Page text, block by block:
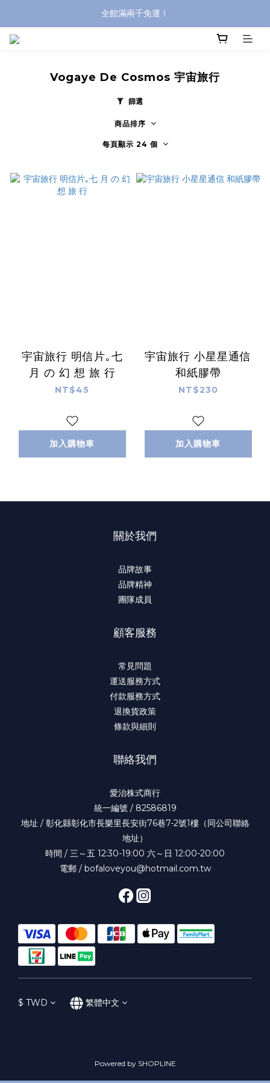
全館滿兩千免運！
全館滿兩千免運！
Vogaye De Cosmos 宇宙旅行
篩選
商品排序
每頁顯示 24 個
宇宙旅行 明信片｡七
月 の 幻 想 旅 行
NT$45
加入購物車
宇宙旅行 小星星通信
和紙膠帶
NT$230
加入購物車
關於我們
品牌故事
品牌精神
團隊成員
顧客服務
常見問題
運送服務方式
付款服務方式
退換貨政策
條款與細則
聯絡我們
愛治株式商行
統一編號 / 82586819
地址 / 彰化縣彰化市長樂里長安街76巷7-2號1樓（同公司聯絡
地址）
時間 / 三～五 12:30-19:00 六～日 12:00-20:00
電郵 / bofaloveyou@hotmail.com.tw
$ TWD 繁體中文
Powered by SHOPLINE